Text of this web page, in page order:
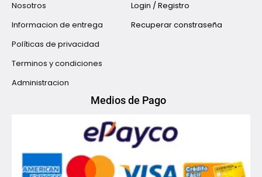
Nosotros
Informacion de entrega
Políticas de privacidad
Terminos y condiciones
Administracion
Login / Registro
Recuperar constraseña
Medios de Pago